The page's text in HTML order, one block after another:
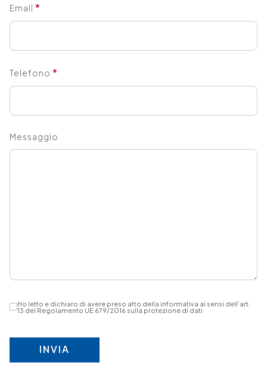
Email *
Telefono *
Messaggio
Ho letto e dichiaro di avere preso atto della informativa ai sensi dell’art.
13 del Regolamento UE 679/2016 sulla protezione di dati
INVIA